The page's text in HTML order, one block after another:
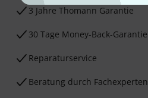
3 Jahre Thomann Garantie
30 Tage Money-Back-Garantie
Reparaturservice
Beratung durch Fachexperten